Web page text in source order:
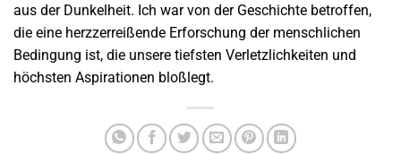
aus der Dunkelheit. Ich war von der Geschichte betroffen,
die eine herzzerreißende Erforschung der menschlichen
Bedingung ist, die unsere tiefsten Verletzlichkeiten und
höchsten Aspirationen bloßlegt.